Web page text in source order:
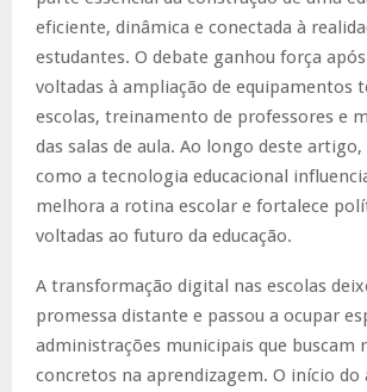
eficiente, dinâmica e conectada à
estudantes. O debate ganhou força
voltadas à ampliação de equipamentos
escolas, treinamento de professores e
das salas de aula. Ao longo deste artigo,
como a tecnologia educacional
melhora a rotina escolar e fortalece
voltadas ao futuro da educação.
A transformação digital nas escolas
promessa distante e passou a ocupar
administrações municipais que buscam
concretos na aprendizagem. O início do